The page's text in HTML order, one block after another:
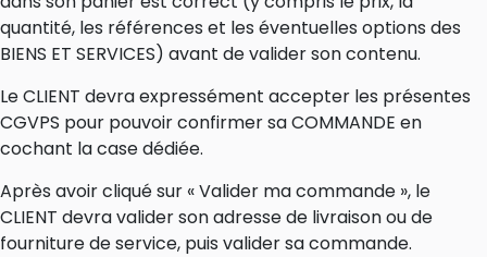
quantité, les références et les éventuelles options des
BIENS ET SERVICES) avant de valider son contenu.
Le CLIENT devra expressément accepter les présentes
CGVPS pour pouvoir confirmer sa COMMANDE en
cochant la case dédiée.
Après avoir cliqué sur « Valider ma commande », le
CLIENT devra valider son adresse de livraison ou de
fourniture de service, puis valider sa commande.